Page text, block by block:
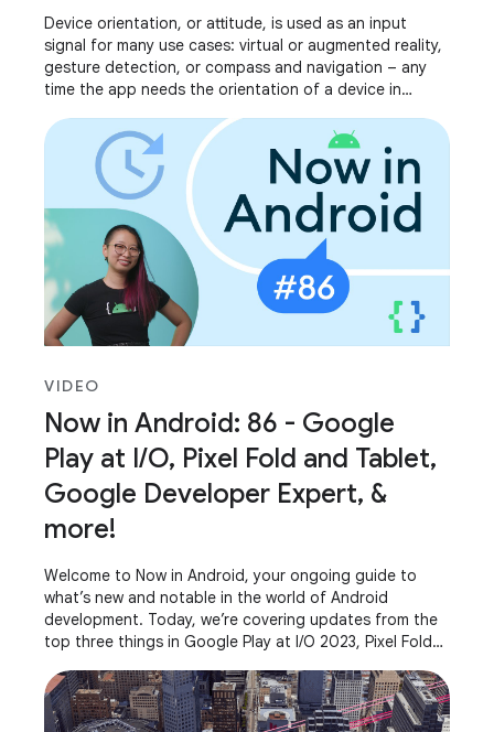
Device orientation, or attitude, is used as an input
signal for many use cases: virtual or augmented reality,
gesture detection, or compass and navigation – any
time the app needs the orientation of a device in
VIDEO
Now in Android: 86 - Google
Play at I/O, Pixel Fold and Tablet,
Google Developer Expert, &
more!
Welcome to Now in Android, your ongoing guide to
what’s new and notable in the world of Android
development. Today, we’re covering updates from the
top three things in Google Play at I/O 2023, Pixel Fold